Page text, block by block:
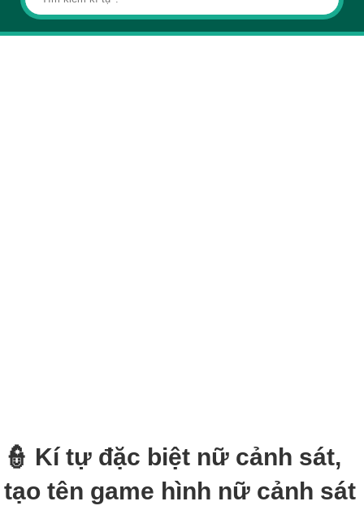
👮‍ Kí tự đặc biệt nữ cảnh sát,
tạo tên game hình nữ cảnh sát